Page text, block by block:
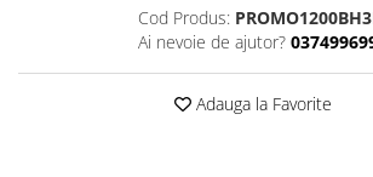
Cod Produs:
Ai nevoie de ajutor?
Adauga la Favorite